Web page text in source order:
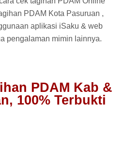
PDAM Kota Pasuruan ,
aplikasi iSaku & web
pengalaman mimin lainnya.
PDAM Kab &
100% Terbukti